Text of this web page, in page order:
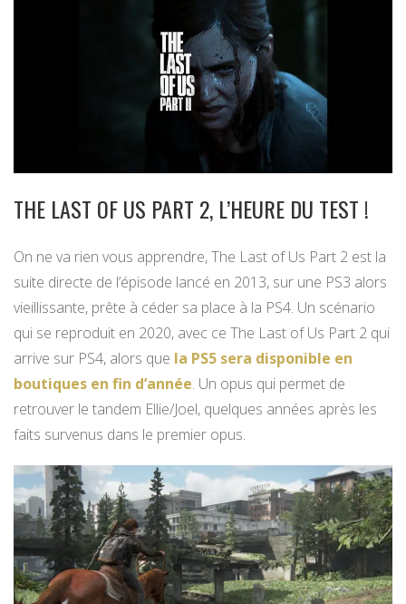
THE LAST OF US PART 2, L’HEURE DU TEST !
On ne va rien vous apprendre, The Last of Us Part 2 est la
suite directe de l’épisode lancé en 2013, sur une PS3 alors
vieillissante, prête à céder sa place à la PS4. Un scénario
qui se reproduit en 2020, avec ce The Last of Us Part 2 qui
arrive sur PS4, alors que la PS5 sera disponible en
boutiques en fin d’année. Un opus qui permet de
retrouver le tandem Ellie/Joel, quelques années après les
faits survenus dans le premier opus.